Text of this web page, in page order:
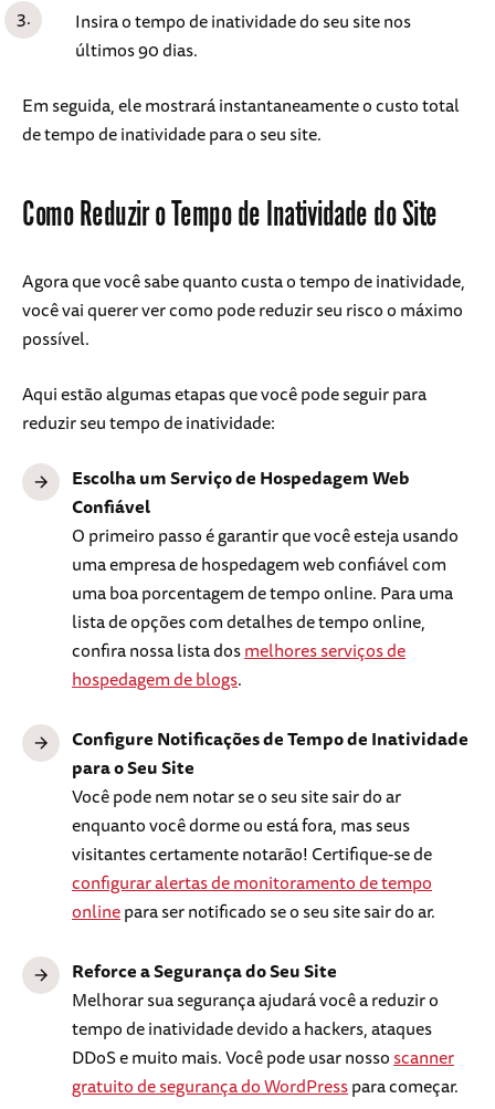
Insira o tempo de inatividade do seu site nos
últimos 90 dias.
Em seguida, ele mostrará instantaneamente o custo total
de tempo de inatividade para o seu site.
Como Reduzir o Tempo de Inatividade do Site
Agora que você sabe quanto custa o tempo de inatividade,
você vai querer ver como pode reduzir seu risco o máximo
possível.
Aqui estão algumas etapas que você pode seguir para
reduzir seu tempo de inatividade:
Escolha um Serviço de Hospedagem Web
Confiável
O primeiro passo é garantir que você esteja usando
uma empresa de hospedagem web confiável com
uma boa porcentagem de tempo online. Para uma
lista de opções com detalhes de tempo online,
confira nossa lista dosmelhores serviços de
hospedagem de blogs.
Configure Notificações de Tempo de Inatividade
para o Seu Site
Você pode nem notar se o seu site sair do ar
enquanto você dorme ou está fora, mas seus
visitantes certamente notarão! Certifique-se de
configurar alertas de monitoramento de tempo
onlinepara ser notificado se o seu site sair do ar.
Reforce a Segurança do Seu Site
Melhorar sua segurança ajudará você a reduzir o
tempo de inatividade devido a hackers, ataques
DDoS e muito mais. Você pode usar nossoscanner
gratuito de segurança do WordPresspara começar.